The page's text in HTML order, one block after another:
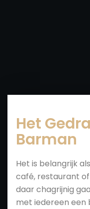
Het
Barman
Het is belangrijk
café, restaurant
daar chagrijnig
met iedereen een